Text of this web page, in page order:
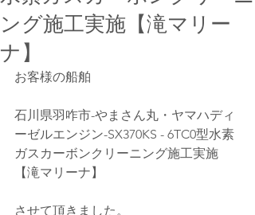
ング施工実施【滝マリー
ナ】
お客様の船舶
石川県羽咋市-やまさん丸・ヤマハディ
ーゼルエンジン-SX370KS - 6TC0型水素
ガスカーボンクリーニング施工実施
【滝マリーナ】
させて頂きました。